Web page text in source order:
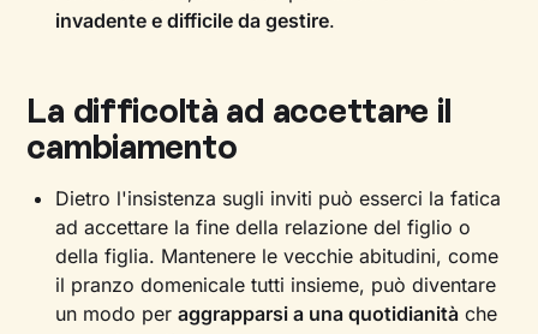
invadente e difficile da gestire.
La difficoltà ad accettare il
cambiamento
Dietro l'insistenza sugli inviti può esserci la fatica
ad accettare la fine della relazione del figlio o
della figlia. Mantenere le vecchie abitudini, come
il pranzo domenicale tutti insieme, può diventare
un modo peraggrapparsi a una quotidianità che